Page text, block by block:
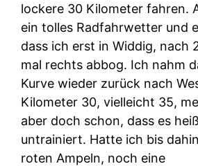
lockere 30 Kilometer fahren.
ein tolles Radfahrwetter und
dass ich erst in Widdig, nach
mal rechts abbog. Ich nahm
Kurve wieder zurück nach
Kilometer 30, vielleicht 35,
aber doch schon, dass es
untrainiert. Hatte ich bis
roten Ampeln, noch eine